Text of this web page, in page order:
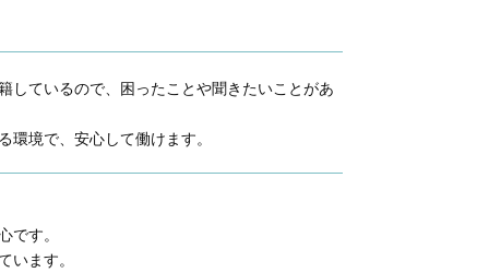
しているので、困ったことや聞きたいことがあ
境で、安心して働けます。
です。
います。